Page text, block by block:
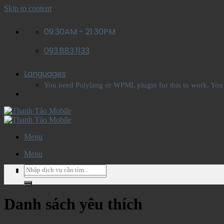
Skip to content
09:30AM - 21:30PM
093.883.1133
Languages
You need Polylang or WPML plugin for this to work.
Menu
Menu
Danh sách yêu thích